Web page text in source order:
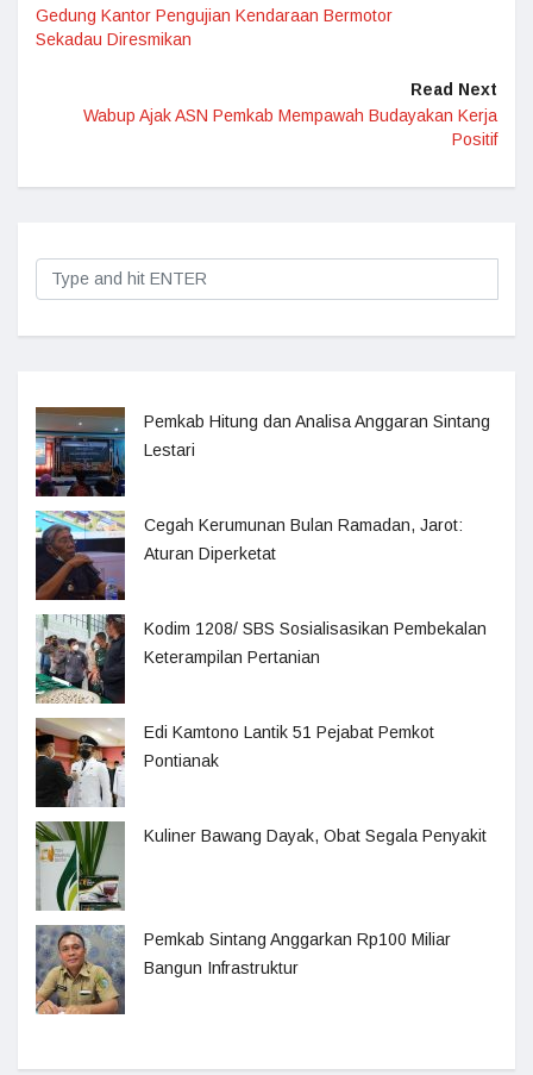
Gedung Kantor Pengujian Kendaraan Bermotor
Sekadau Diresmikan
Read Next
Wabup Ajak ASN Pemkab Mempawah Budayakan Kerja
Positif
Pemkab Hitung dan Analisa Anggaran Sintang
Lestari
Cegah Kerumunan Bulan Ramadan, Jarot:
Aturan Diperketat
Kodim 1208/ SBS Sosialisasikan Pembekalan
Keterampilan Pertanian
Edi Kamtono Lantik 51 Pejabat Pemkot
Pontianak
Kuliner Bawang Dayak, Obat Segala Penyakit
Pemkab Sintang Anggarkan Rp100 Miliar
Bangun Infrastruktur